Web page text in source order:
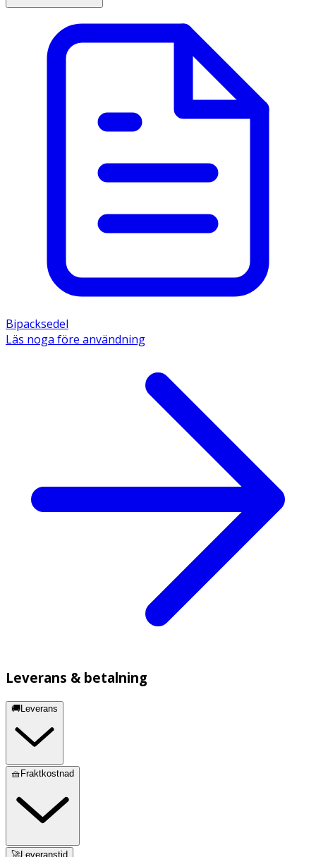
Bipacksedel
Läs noga före användning
Leverans & betalning
🚚Leverans
🧺Fraktkostnad
🚀Leveranstid